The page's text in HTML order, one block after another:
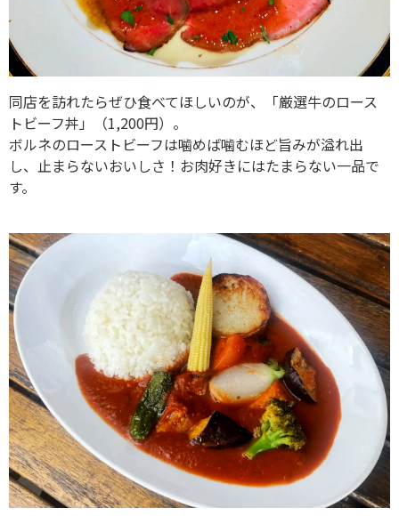
同店を訪れたらぜひ食べてほしいのが、「厳選牛のロース
トビーフ丼」（1,200円）。
ボルネのローストビーフは噛めば噛むほど旨みが溢れ出
し、止まらないおいしさ！お肉好きにはたまらない一品で
す。